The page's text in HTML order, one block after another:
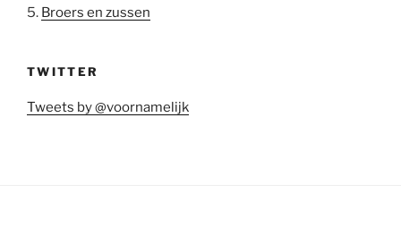
5. Broers en zussen
TWITTER
Tweets by @voornamelijk